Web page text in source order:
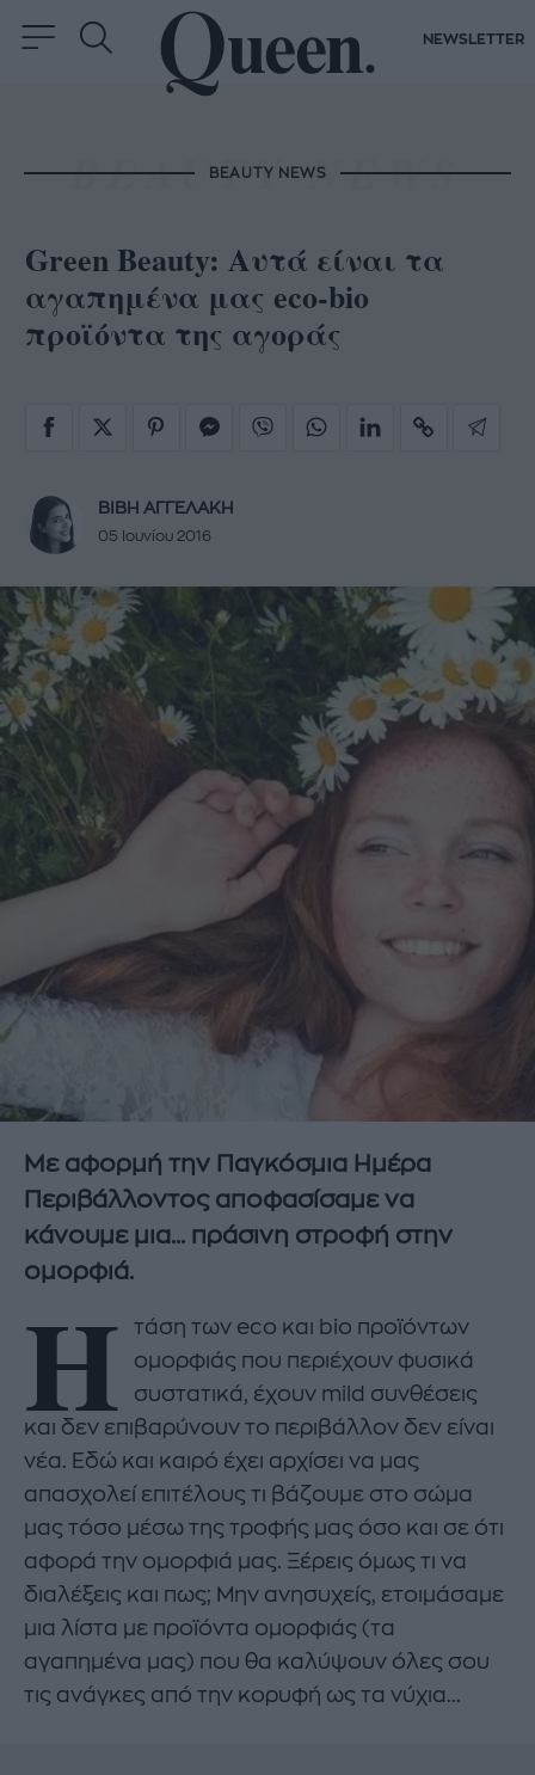
NEWSLETTER
BEAUTY NEWS
Green Beauty: Αυτά είναι τα
αγαπημένα μας eco-bio
προϊόντα της αγοράς
ΒΙΒΗ ΑΓΓΕΛΑΚΗ
05 Ιουνίου 2016
Με αφορμή την Παγκόσμια Ημέρα
Περιβάλλοντος αποφασίσαμε να
κάνουμε μια... πράσινη στροφή στην
ομορφιά.
Η
τάση των eco και bio προϊόντων
ομορφιάς που περιέχουν φυσικά
συστατικά, έχουν mild συνθέσεις
και δεν επιβαρύνουν το περιβάλλον δεν είναι
νέα. Εδώ και καιρό έχει αρχίσει να μας
απασχολεί επιτέλους τι βάζουμε στο σώμα
μας τόσο μέσω της τροφής μας όσο και σε ότι
αφορά την ομορφιά μας. Ξέρεις όμως τι να
διαλέξεις και πως; Μην ανησυχείς, ετοιμάσαμε
μια λίστα με προϊόντα ομορφιάς (τα
αγαπημένα μας) που θα καλύψουν όλες σου
τις ανάγκες από την κορυφή ως τα νύχια...